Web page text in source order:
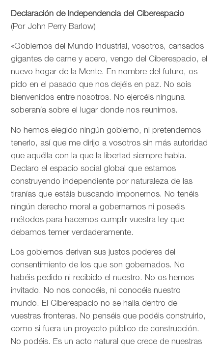
Declaración de Independencia del Ciberespacio
(Por John Perry Barlow)
«Gobiernos del Mundo Industrial, vosotros, cansados
gigantes de carne y acero, vengo del Ciberespacio, el
nuevo hogar de la Mente. En nombre del futuro, os
pido en el pasado que nos dejéis en paz. No sois
bienvenidos entre nosotros. No ejercéis ninguna
soberanía sobre el lugar donde nos reunimos.
No hemos elegido ningún gobierno, ni pretendemos
tenerlo, así que me dirijo a vosotros sin más autoridad
que aquélla con la que la libertad siempre habla.
Declaro el espacio social global que estamos
construyendo independiente por naturaleza de las
tiranías que estáis buscando imponernos. No tenéis
ningún derecho moral a gobernarnos ni poseéis
métodos para hacernos cumplir vuestra ley que
debamos temer verdaderamente.
Los gobiernos derivan sus justos poderes del
consentimiento de los que son gobernados. No
habéis pedido ni recibido el nuestro. No os hemos
invitado. No nos conocéis, ni conocéis nuestro
mundo. El Ciberespacio no se halla dentro de
vuestras fronteras. No penséis que podéis construirlo,
como si fuera un proyecto público de construcción.
No podéis. Es un acto natural que crece de nuestras